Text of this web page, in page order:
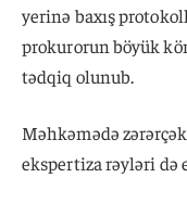
yerinə baxış
prokurorun böyük
tədqiq olunub.
Məhkəmədə
ekspertiza rəyləri də